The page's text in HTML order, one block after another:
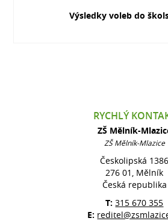
Výsledky voleb do
RYCHLÝ
ZŠ Mělník-
ZŠ Mělník-Mlazice
Českolipská 1386
276 01, Mělník
Česká republika
T:315 670 355
E: